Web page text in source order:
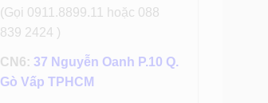
(Gọi 0911.8899.11 hoặc 088
839 2424 )
CN6: 37 Nguyễn Oanh P.10 Q.
Gò Vấp TPHCM